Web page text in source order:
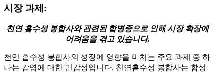
시장 과제:
천연 흡수성 봉합사와 관련된 합병증으로 인해 시장 확장에
어려움을 겪고 있습니다.
천연 흡수성 봉합사의 성장에 영향을 미치는 주요 과제 중 하
나는 감염에 대한 민감성입니다. 천연흡수성 봉합사는 합성